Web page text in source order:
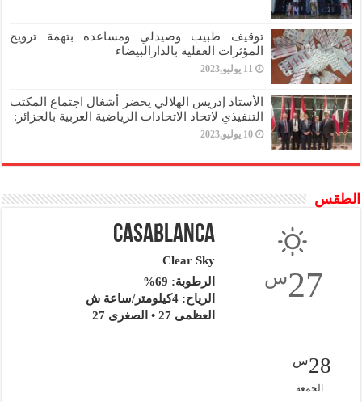
توقيف طبيب وصيدلي ومساعده بتهمة ترويج
المؤثرات العقلية بالدارالبيضاء
11 يوليو,2023
الأستاذ إدريس الهلالي يحضر أشغال اجتماع المكتب
التنفيذي لاتحاد الاتحادات الرياضية العربية بالجزائر:
10 يوليو,2023
الطقس
27س
Casablanca
Clear Sky
الرطوبة: 69%
الرياح: 4كيلومتر/ساعة ش
العظمى 27 • الصغرى 27
28س
الجمعة